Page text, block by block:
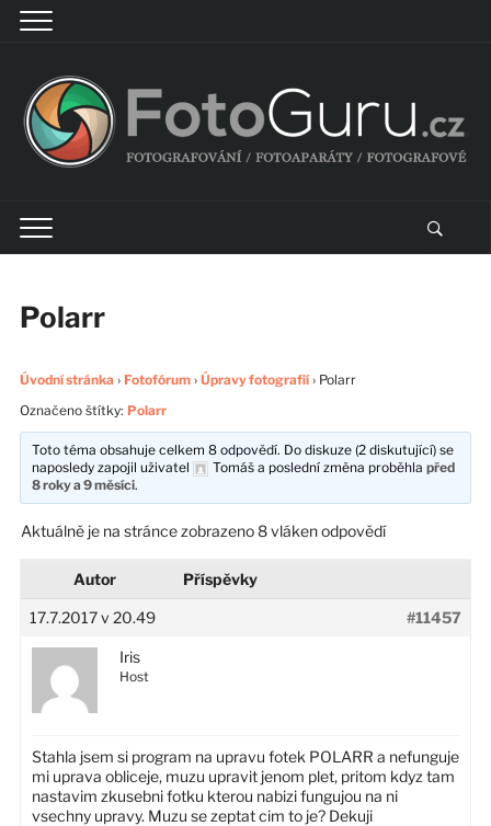
Polarr
Úvodní stránka › Fotofórum › Úpravy fotografií › Polarr
Označeno štítky: Polarr
Toto téma obsahuje celkem 8 odpovědí. Do diskuze (2 diskutující) se
naposledy zapojil uživatel
Tomáš a poslední změna proběhlapřed
8 roky a 9 měsíci.
Aktuálně je na stránce zobrazeno 8 vláken odpovědí
Autor Příspěvky
17.7.2017 v 20.49 #11457
Iris
Host
Stahla jsem si program na upravu fotek POLARR a nefunguje
mi uprava obliceje, muzu upravit jenom plet, pritom kdyz tam
nastavim zkusebni fotku kterou nabizi fungujou na ni
vsechny upravy. Muzu se zeptat cim to je? Dekuji